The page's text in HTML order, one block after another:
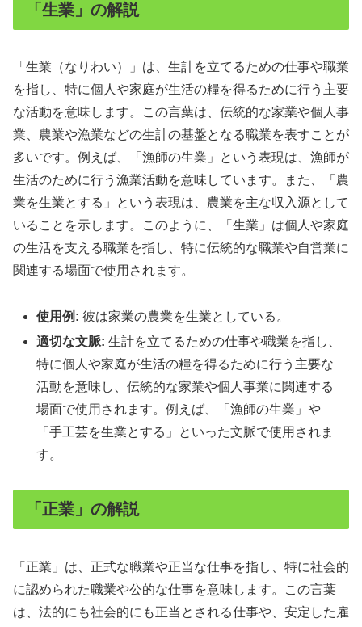
「生業」の解説
「生業（なりわい）」は、生計を立てるための仕事や職業
を指し、特に個人や家庭が生活の糧を得るために行う主要
な活動を意味します。この言葉は、伝統的な家業や個人事
業、農業や漁業などの生計の基盤となる職業を表すことが
多いです。例えば、「漁師の生業」という表現は、漁師が
生活のために行う漁業活動を意味しています。また、「農
業を生業とする」という表現は、農業を主な収入源として
いることを示します。このように、「生業」は個人や家庭
の生活を支える職業を指し、特に伝統的な職業や自営業に
関連する場面で使用されます。
使用例: 彼は家業の農業を生業としている。
適切な文脈: 生計を立てるための仕事や職業を指し、
特に個人や家庭が生活の糧を得るために行う主要な
活動を意味し、伝統的な家業や個人事業に関連する
場面で使用されます。例えば、「漁師の生業」や
「手工芸を生業とする」といった文脈で使用されま
す。
「正業」の解説
「正業」は、正式な職業や正当な仕事を指し、特に社会的
に認められた職業や公的な仕事を意味します。この言葉
は、法的にも社会的にも正当とされる仕事や、安定した雇